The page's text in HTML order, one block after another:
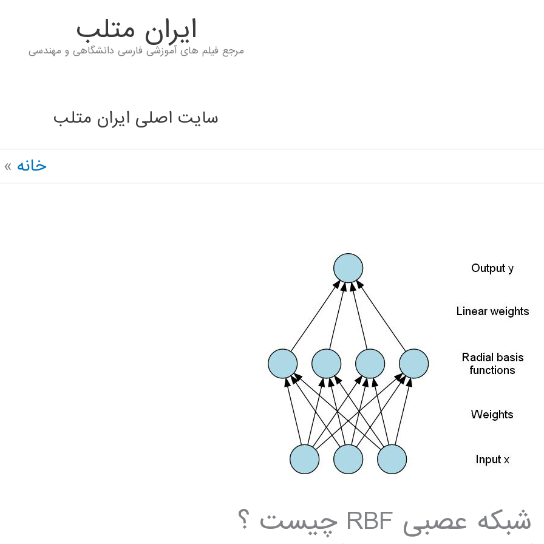
ايران متلب
مرجع فیلم های آموزشی فارسی دانشگاهی و مهندسی
سایت اصلی ایران متلب
خانه
شبکه عصبی RBF چیست ؟